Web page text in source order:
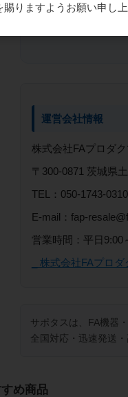
運営会社情報
株式会社FAプロダク
〒300-0871 茨城県
TEL：050-1743-0310
E-mail：fap-
営業時間：平日9:00
_ 株式会社FAプロ
サポタスは、FA機器
全国対応・迅速発送
め商品
りますようお願い申し上